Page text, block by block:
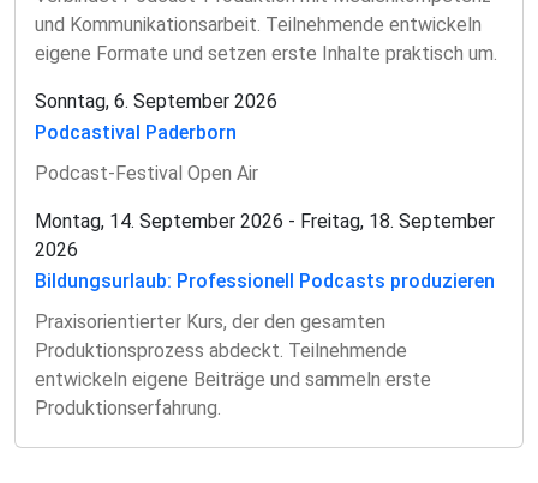
und Kommunikationsarbeit. Teilnehmende entwickeln
eigene Formate und setzen erste Inhalte praktisch um.
Sonntag, 6. September 2026
Podcastival Paderborn
Podcast-Festival Open Air
Montag, 14. September 2026 - Freitag, 18. September
2026
Bildungsurlaub: Professionell Podcasts produzieren
Praxisorientierter Kurs, der den gesamten
Produktionsprozess abdeckt. Teilnehmende
entwickeln eigene Beiträge und sammeln erste
Produktionserfahrung.